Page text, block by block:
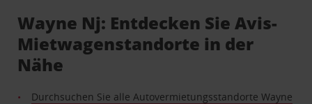
Wayne Nj: Entdecken Sie Avis-
Mietwagenstandorte in der
Nähe
Durchsuchen Sie alle Autovermietungsstandorte Wayne